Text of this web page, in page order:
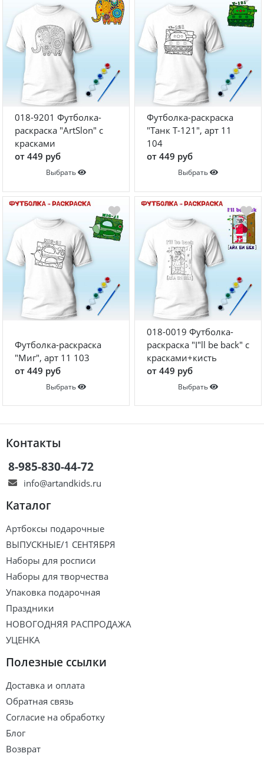
018-9201 Футболка-
раскраска "ArtSlon" с
красками
от 449 руб
Выбрать
Футболка-раскраска
"Танк T-121", арт 11
104
от 449 руб
Выбрать
Футболка-раскраска
"Миг", арт 11 103
от 449 руб
Выбрать
018-0019 Футболка-
раскраска "I"ll be back" с
красками+кисть
от 449 руб
Выбрать
Контакты
8-985-830-44-72
info@artandkids.ru
Каталог
Артбоксы подарочные
ВЫПУСКНЫЕ/1 СЕНТЯБРЯ
Наборы для росписи
Наборы для творчества
Упаковка подарочная
Праздники
НОВОГОДНЯЯ РАСПРОДАЖА
УЦЕНКА
Полезные ссылки
Доставка и оплата
Обратная связь
Согласие на обработку
Блог
Возврат